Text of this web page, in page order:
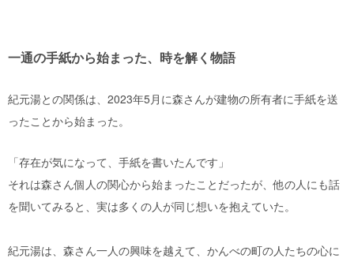
一通の手紙から始まった、時を解く物語
紀元湯との関係は、2023年5月に森さんが建物の所有者に手紙を送
ったことから始まった。
「存在が気になって、手紙を書いたんです」
それは森さん個人の関心から始まったことだったが、他の人にも話
を聞いてみると、実は多くの人が同じ想いを抱えていた。
紀元湯は、森さん一人の興味を越えて、かんべの町の人たちの心に